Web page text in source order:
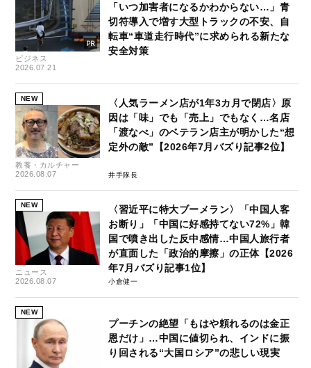
ビジネス
2026.07.21
「いつ加害者になるかわからない…」青
切符導入で増す大型トラックの不安、自
転車“車道走行時代”に求められる新たな
安全対策
NEW
教養・カルチャー
2026.08.07
〈人気ラーメン店が1年3カ月で閉店〉原
因は「味」でも「売上」でもなく…名店
「渡なべ」のベテラン店主が明かした“想
定外の敵”【2026年7月バズり記事2位】
井手隊長
NEW
ニュース
2026.08.07
〈習近平に特大ブーメラン〉「中国人客
お断り」「中国に好感持てない72%」韓
国で噴き出した反中感情…中国人旅行者
が直面した「政治的摩擦」の正体【2026
年7月バズり記事1位】
小倉健一
NEW
プーチンの絶望「もはや頼れるのは金正
恩だけ」…中国に値切られ、インドに振
り回される“大国ロシア”の悲しい現実